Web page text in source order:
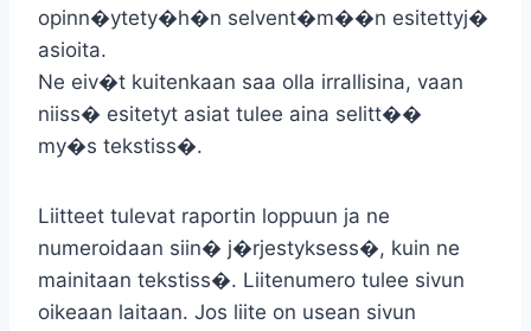
opinn�ytety�h�n selvent�m��n esitettyj�
asioita.
Ne eiv�t kuitenkaan saa olla irrallisina, vaan
niiss� esitetyt asiat tulee aina selitt��
my�s tekstiss�.
Liitteet tulevat raportin loppuun ja ne
numeroidaan siin� j�rjestyksess�, kuin ne
mainitaan tekstiss�. Liitenumero tulee sivun
oikeaan laitaan. Jos liite on usean sivun